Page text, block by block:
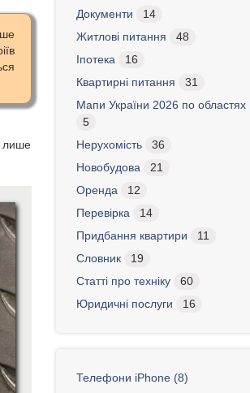
лише
Документи
14
Житлові питання
48
Іпотека
16
Квартирні питання
31
Мапи України 2026 по областях
5
Нерухомість
36
Новобудова
21
Оренда
12
Перевірка
14
Придбання квартири
11
Словник
19
Статті про техніку
60
Юридичні послуги
16
Телефони iPhone (8)